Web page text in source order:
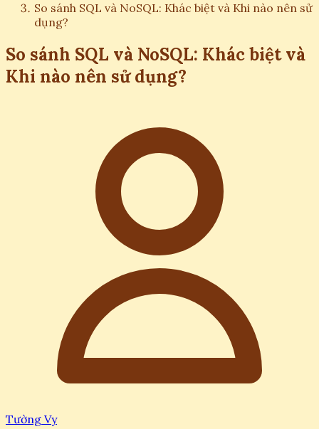
So sánh SQL và NoSQL: Khác biệt và Khi nào nên sử
dụng?
So sánh SQL và NoSQL: Khác biệt và
Khi nào nên sử dụng?
Tường Vy